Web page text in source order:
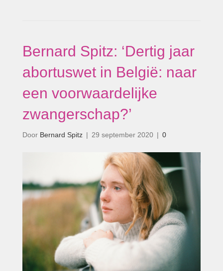
Bernard Spitz: ‘Dertig jaar
abortuswet in België: naar
een voorwaardelijke
zwangerschap?’
Door Bernard Spitz | 29 september 2020 | 0